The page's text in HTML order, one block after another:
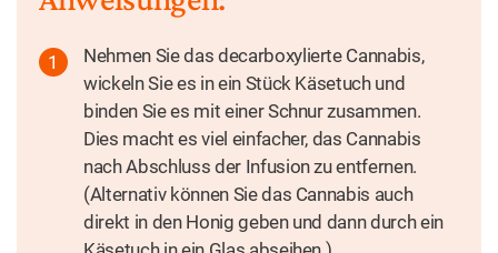
Nehmen Sie das decarboxylierte Cannabis,
wickeln Sie es in ein Stück Käsetuch und
binden Sie es mit einer Schnur zusammen.
Dies macht es viel einfacher, das Cannabis
nach Abschluss der Infusion zu entfernen.
(Alternativ können Sie das Cannabis auch
direkt in den Honig geben und dann durch ein